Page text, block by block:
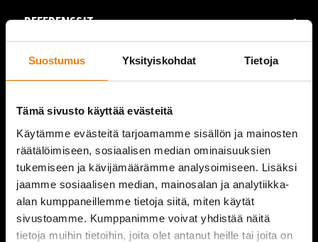
Suostumus Yksityiskohdat Tietoja
Tämä sivusto käyttää evästeitä
Käytämme evästeitä tarjoamamme sisällön ja mainosten
räätälöimiseen, sosiaalisen median ominaisuuksien
tukemiseen ja kävijämäärämme analysoimiseen. Lisäksi
jaamme sosiaalisen median, mainosalan ja analytiikka-
alan kumppaneillemme tietoja siitä, miten käytät
sivustoamme. Kumppanimme voivat yhdistää näitä
tietoja muihin tietoihin, joita olet antanut heille tai joita on
REFERENSSIT
AJANKOHTAISTA
YRITYS
YHTEYSTIEDOT
PURKUPIHA